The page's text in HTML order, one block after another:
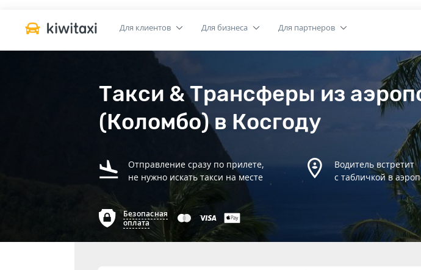
Для клиентов Для бизнеса Для партнеров
Такси & Трансферы из
(Коломбо) в Косгоду
Отправление сразу по прилете,
не нужно искать такси на месте
Водитель встретит
с табличкой в
Безопасная
оплата